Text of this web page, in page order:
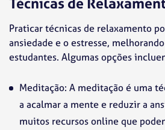
Praticar técnicas de relaxamento
ansiedade e o estresse,
estudantes. Algumas opções
Meditação: A meditação é uma
a acalmar a mente e reduzir a
muitos recursos online que